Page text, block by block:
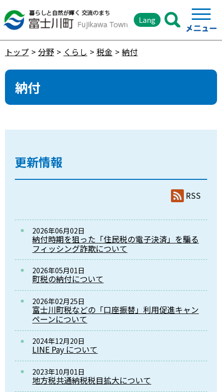
Lang
トップ 分野 くらし 税金 納付
納付
更新情報
RSS
2026年06月02日
納付時期を狙った「住民税の電子決済」を騙る
フィッシング詐欺について
2026年05月01日
町税の納付について
2026年02月25日
富士川町税などの「口座振替」利用促進キャン
ペーンについて
2024年12月20日
LINE Pay について
2023年10月01日
地方税共通納税税目拡大について